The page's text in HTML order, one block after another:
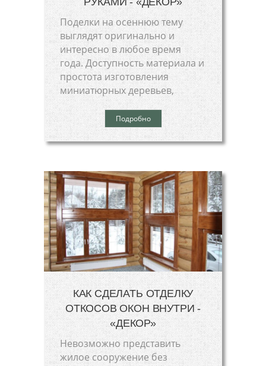
Поделки на осеннюю тему
выглядят оригинально и
интересно в любое время
года. Доступность материала и
простота изготовления
миниатюрных деревьев,
Подробно
КАК СДЕЛАТЬ ОТДЕЛКУ
ОТКОСОВ ОКОН ВНУТРИ -
«ДЕКОР»
Невозможно представить
жилое сооружение без